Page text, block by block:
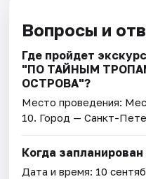
Вопросы и
Где пройдет
"ПО ТАЙНЫМ
ОСТРОВА"?
Место проведения:
10. Город — Санкт-
Когда
Дата и время: 10